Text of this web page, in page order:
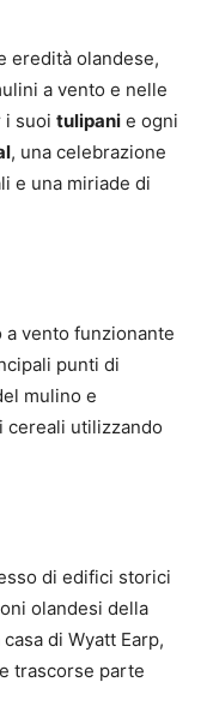
eredità olandese,
a vento e nelle
i suoi tulipani e ogni
, una celebrazione
e una miriade di
a vento funzionante
punti di
mulino e
cereali utilizzando
di edifici storici
olandesi della
di Wyatt Earp,
trascorse parte